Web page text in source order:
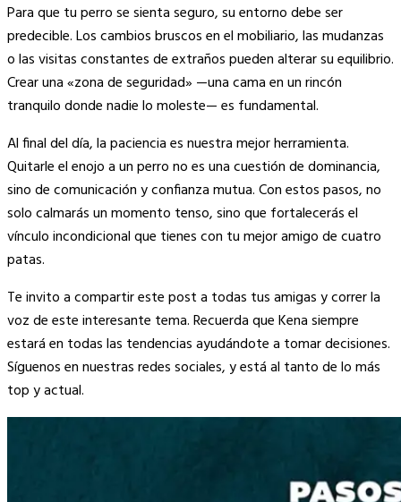
Para que tu perro se sienta seguro, su entorno debe ser
predecible. Los cambios bruscos en el mobiliario, las mudanzas
o las visitas constantes de extraños pueden alterar su equilibrio.
Crear una «zona de seguridad» —una cama en un rincón
tranquilo donde nadie lo moleste— es fundamental.
Al final del día, la paciencia es nuestra mejor herramienta.
Quitarle el enojo a un perro no es una cuestión de dominancia,
sino de comunicación y confianza mutua. Con estos pasos, no
solo calmarás un momento tenso, sino que fortalecerás el
vínculo incondicional que tienes con tu mejor amigo de cuatro
patas.
Te invito a compartir este post a todas tus amigas y correr la
voz de este interesante tema. Recuerda que Kena siempre
estará en todas las tendencias ayudándote a tomar decisiones.
Síguenos en nuestras redes sociales, y está al tanto de lo más
top y actual.